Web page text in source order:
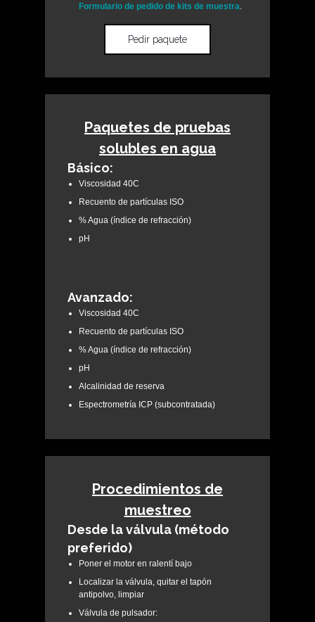
Formulario de pedido de kits de muestra
Pedir paquete
Paquetes de pruebas
solubles en agua
Básico:
Viscosidad 40C
Recuento de partículas ISO
% Agua (índice de refracción)
pH
Avanzado:
Viscosidad 40C
Recuento de partículas ISO
% Agua (índice de refracción)
pH
Alcalinidad de reserva
Espectrometría ICP (subcontratada)
Procedimientos de
muestreo
Desde la válvula (método
preferido)
Poner el motor en ralentí bajo
Localizar la válvula, quitar el tapón
antipolvo, limpiar
Válvula de pulsador: